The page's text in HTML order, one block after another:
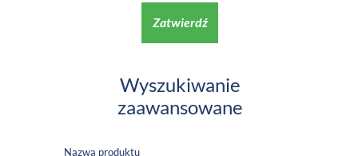
Zatwierdź
Wyszukiwanie
zaawansowane
Nazwa produktu